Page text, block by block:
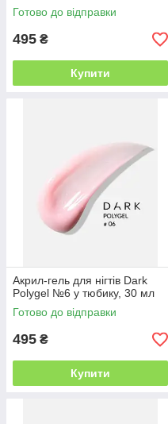
Готово до відправки
495 ₴
Купити
Aкрил-гель для нігтів Dark
Polygel №6 у тюбику, 30 мл
Готово до відправки
495 ₴
Купити